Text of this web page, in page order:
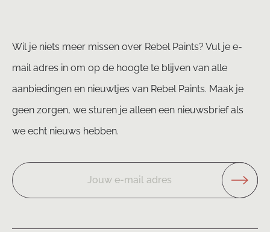
Wil je niets meer missen over Rebel Paints? Vul je e-
mail adres in om op de hoogte te blijven van alle
aanbiedingen en nieuwtjes van Rebel Paints. Maak je
geen zorgen, we sturen je alleen een nieuwsbrief als
we echt nieuws hebben.
Jouw e-mail adres